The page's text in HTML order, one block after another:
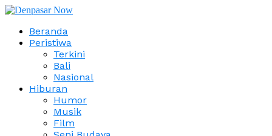
Beranda
Peristiwa
Terkini
Bali
Nasional
Hiburan
Humor
Musik
Film